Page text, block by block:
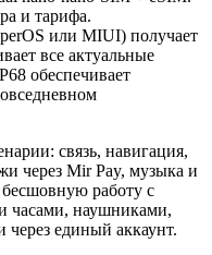
и тарифа.
или MIUI) получает
все актуальные
обеспечивает
связь, навигация,
через Mir Pay, музыка и
работу с
часами, наушниками,
через единый аккаунт.